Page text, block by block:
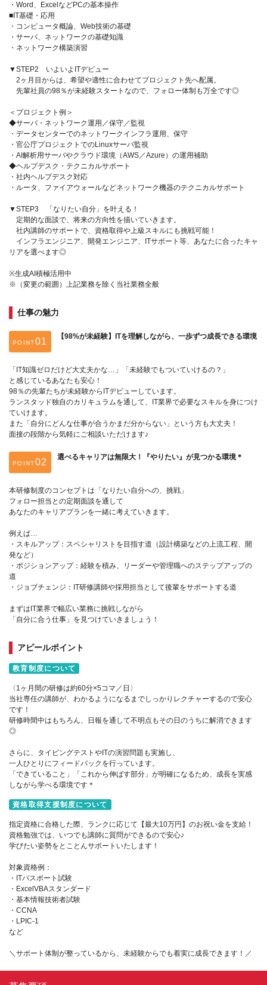
・Word、ExcelなどPCの基本操作
■IT基礎・応用
・コンピュータ概論、Web技術の基礎
・サーバ、ネットワークの基礎知識
・ネットワーク構築演習
▼STEP2 いよいよITデビュー
2ヶ月目からは、希望や適性に合わせてプロジェクト先へ配属。
先輩社員の98％が未経験スタートなので、フォロー体制も万全です◎
＜プロジェクト例＞
◆サーバ・ネットワーク運用／保守／監視
・データセンターでのネットワークインフラ運用、保守
・官公庁プロジェクトでのLinuxサーバ監視
・AI解析用サーバやクラウド環境（AWS／Azure）の運用補助
◆ヘルプデスク・テクニカルサポート
・社内ヘルプデスク対応
・ルータ、ファイアウォールなどネットワーク機器のテクニカルサポート
▼STEP3 「なりたい自分」を叶える！
定期的な面談で、将来の方向性を描いていきます。
社内講師のサポートで、資格取得や上級スキルにも挑戦可能！
インフラエンジニア、開発エンジニア、ITサポート等、あなたに合ったキャ
リアを選べます◎
※生成AI積極活用中
※（変更の範囲）上記業務を除く当社業務全般
仕事の魅力
POINT
【98%が未経験】ITを理解しながら、一歩ずつ成長できる環境
「IT知識ゼロだけど大丈夫かな…」「未経験でもついていけるの？」
と感じているあなたも安心！
98％の先輩たちが未経験からITデビューしています。
ランスタッド独自のカリキュラムを通して、IT業界で必要なスキルを身につけ
ていけます。
また「自分にどんな仕事が合うかまだ分からない」という方も大丈夫！
面接の段階から気軽にご相談いただけます♪
POINT
選べるキャリアは無限大！『やりたい』が見つかる環境＊
本研修制度のコンセプトは「なりたい自分への、挑戦」
フォロー担当との定期面談を通して
あなたのキャリアプランを一緒に考えていきます。
例えば…
・スキルアップ：スペシャリストを目指す道（設計構築などの上流工程、開
発など）
・ポジションアップ：経験を積み、リーダーや管理職へのステップアップの
道
・ジョブチェンジ：IT研修講師や採用担当として後輩をサポートする道
まずはIT業界で幅広い業務に挑戦しながら
「自分に合う仕事」を見つけていきましょう！
アピールポイント
教育制度について
〈1ヶ月間の研修は約60分×5コマ／日〉
当社専任の講師が、わかるようになるまでしっかりレクチャーするので安心
です！
研修時間中はもちろん、日報を通して不明点もその日のうちに解消できます
◎
さらに、タイピングテストやITの演習問題も実施し、
一人ひとりにフィードバックを行っています。
「できていること」「これから伸ばす部分」が明確になるため、成長を実感
しながら学べる環境です＊
資格取得支援制度について
指定資格に合格した際、ランクに応じて【最大10万円】のお祝い金を支給！
資格勉強では、いつでも講師に質問ができるので安心♪
学びたい姿勢をとことんサポートいたします！
対象資格例：
・ITパスポート試験
・ExcelVBAスタンダード
・基本情報技術者試験
・CCNA
・LPIC-1
など
＼サポート体制が整っているから、未経験からでも着実に成長できます！／